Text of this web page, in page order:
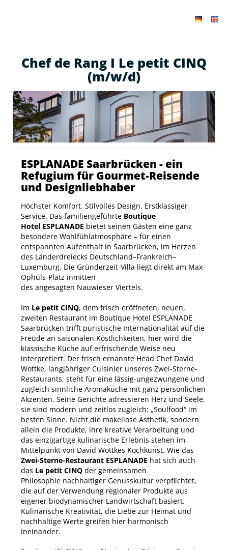
Chef de Rang I Le petit CINQ
(m/w/d)
ESPLANADE Saarbrücken - ein
Refugium für Gourmet-Reisende
und Designliebhaber
Höchster Komfort. Stilvolles Design. Erstklassiger
Service. Das familiengeführte Boutique
Hotel ESPLANADE bietet seinen Gästen eine ganz
besondere Wohlfühlatmosphäre – für einen
entspannten Aufenthalt in Saarbrücken, im Herzen
des Länderdreiecks Deutschland–Frankreich–
Luxemburg. Die Gründerzeit-Villa liegt direkt am Max-
Ophüls-Platz inmitten
des angesagten Nauwieser Viertels.
Im Le petit CINQ, dem frisch eröffneten, neuen,
zweiten Restaurant im Boutique Hotel ESPLANADE
Saarbrücken trifft puristische Internationalität auf die
Freude an saisonalen Köstlichkeiten, hier wird die
klassische Küche auf erfrischende Weise neu
interpretiert. Der frisch ernannte Head Chef David
Wottke, langjähriger Cuisinier unseres Zwei-Sterne-
Restaurants, steht für eine lässig-ungezwungene und
zugleich sinnliche Aromaküche mit ganz persönlichen
Akzenten. Seine Gerichte adressieren Herz und Seele,
sie sind modern und zeitlos zugleich: „Soulfood“ im
besten Sinne. Nicht die makellose Ästhetik, sondern
allein die Produkte, ihre kreative Verarbeitung und
das einzigartige kulinarische Erlebnis stehen im
Mittelpunkt von David Wottkes Kochkunst. Wie das
Zwei-Sterne-Restaurant ESPLANADE hat sich auch
das Le petit CINQ der gemeinsamen
Philosophie nachhaltiger Genusskultur verpflichtet,
die auf der Verwendung regionaler Produkte aus
eigener biodynamischer Landwirtschaft basiert.
Kulinarische Kreativität, die Liebe zur Heimat und
nachhaltige Werte greifen hier harmonisch
ineinander.